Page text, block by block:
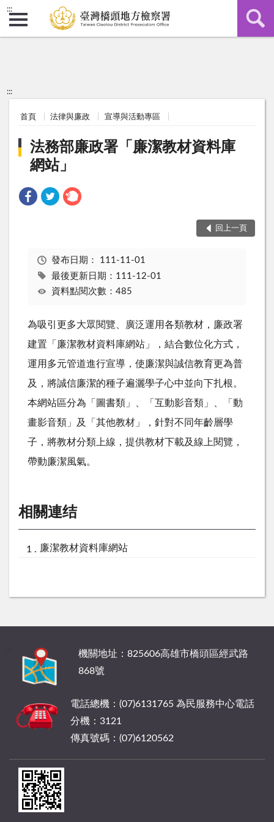
:::
:::
首頁 法律與廉政 宣導與活動專區
法務部廉政署「廉潔教材資料庫
網站」
回上一頁
發布日期： 111-11-01
最後更新日期：111-12-01
資料點閱次數：485
為吸引更多大眾閱覽、廣泛運用各類教材，廉政署
建置「廉潔教材資料庫網站」，結合數位化方式，
運用多元管道進行宣導，使廉潔與誠信教育更為普
及，將誠信廉潔的種子遍灑學子心中並向下扎根。
本網站區分為「圖書類」、「互動影音類」、「動
畫影音類」及「其他教材」，針對不同年齡層學
子，將教材分類上線，提供教材下載及線上閱覽，
帶動廉潔風氣。
相關連结
廉潔教材資料庫網站
機關地址：825606高雄市橋頭區經武路
868號
電話總機：(07)6131765 為民服務中心電話
分機：3121
傳真號碼：(07)6120562